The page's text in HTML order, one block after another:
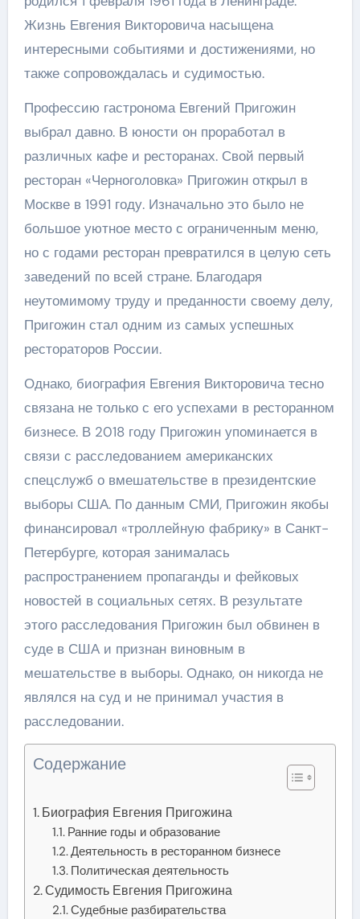
Жизнь Евгения Викторовича насыщена
интересными событиями и достижениями, но
также сопровождалась и судимостью.
Профессию гастронома Евгений Пригожин
выбрал давно. В юности он проработал в
различных кафе и ресторанах. Свой первый
ресторан «Черноголовка» Пригожин открыл в
Москве в 1991 году. Изначально это было не
большое уютное место с ограниченным меню,
но с годами ресторан превратился в целую сеть
заведений по всей стране. Благодаря
неутомимому труду и преданности своему делу,
Пригожин стал одним из самых успешных
рестораторов России.
Однако, биография Евгения Викторовича тесно
связана не только с его успехами в ресторанном
бизнесе. В 2018 году Пригожин упоминается в
связи с расследованием американских
спецслужб о вмешательстве в президентские
выборы США. По данным СМИ, Пригожин якобы
финансировал «троллейную фабрику» в Санкт-
Петербурге, которая занималась
распространением пропаганды и фейковых
новостей в социальных сетях. В результате
этого расследования Пригожин был обвинен в
суде в США и признан виновным в
мешательстве в выборы. Однако, он никогда не
являлся на суд и не принимал участия в
расследовании.
Содержание
Биография Евгения Пригожина
Ранние годы и образование
Деятельность в ресторанном бизнесе
Политическая деятельность
Судимость Евгения Пригожина
Судебные разбирательства